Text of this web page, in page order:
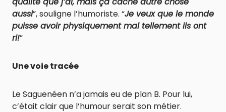
aussi”, souligne l’humoriste. “Je veux que le monde
puisse avoir physiquement mal tellement ils ont
ri!”
Une voie tracée
Le Saguenéen n’a jamais eu de plan B. Pour lui,
c’était clair que l’humour serait son métier.